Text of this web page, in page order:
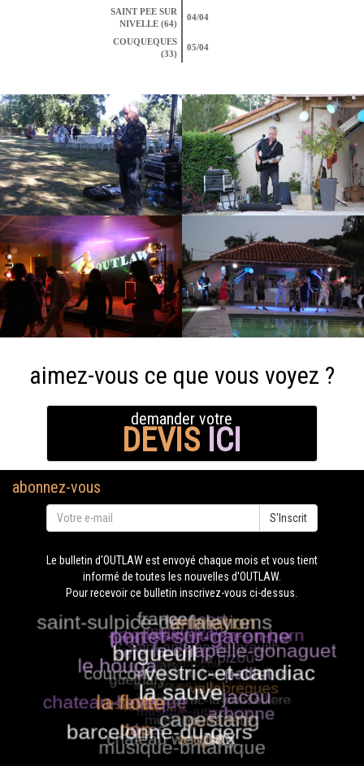
SAINT PEE SUR
NIVELLE (64)
04/04
COUQUEQUES
(33)
05/04
aimez-vous ce que vous voyez ?
demander votre
DEVIS ICI
abonnez-vous
S'Inscrit
Le bulletin d'OUTLAW est envoyé chaque mois et vous tient
informé de toutes les nouvelles d'OUTLAW.
Pour recevoir ce bulletin inscrivez-vous ci-dessus.